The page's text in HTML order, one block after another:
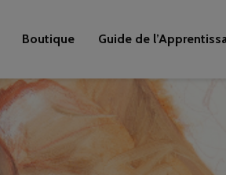
Boutique Guide de